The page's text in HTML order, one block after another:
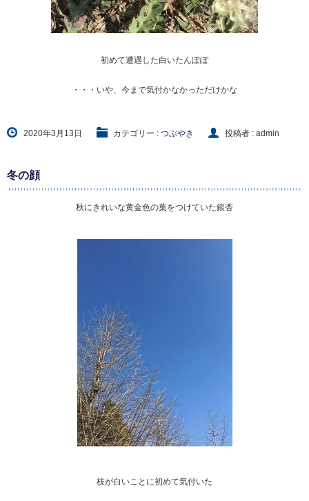
初めて遭遇した白いたんぽぽ
・・・いや、今まで気付かなかっただけかな
2020年3月13日 カテゴリー : つぶやき 投稿者 : admin
冬の顔
秋にきれいな黄金色の葉をつけていた銀杏
枝が白いことに初めて気付いた